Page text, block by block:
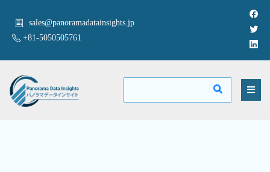
sales@panoramadatainsights.jp
+81-5050505761